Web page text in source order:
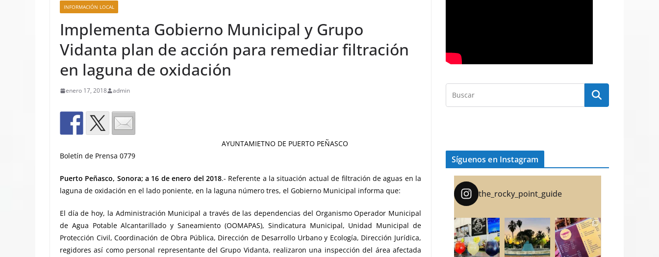
INFORMACIÓN LOCAL
Implementa Gobierno Municipal y Grupo
Vidanta plan de acción para remediar filtración
en laguna de oxidación
enero 17, 2018 admin
AYUNTAMIETNO DE PUERTO PEÑASCO
Boletín de Prensa 0779
Puerto Peñasco, Sonora; a 16 de enero del 2018.- Referente a la situación actual de filtración de aguas en la
laguna de oxidación en el lado poniente, en la laguna número tres, el Gobierno Municipal informa que:
El día de hoy, la Administración Municipal a través de las dependencias del Organismo Operador Municipal
de Agua Potable Alcantarillado y Saneamiento (OOMAPAS), Sindicatura Municipal, Unidad Municipal de
Protección Civil, Coordinación de Obra Pública, Dirección de Desarrollo Urbano y Ecología, Dirección Jurídica,
regidores así como personal representante del Grupo Vidanta, realizaron una inspección del área afectada
Síguenos en Instagram
the_rocky_point_guide